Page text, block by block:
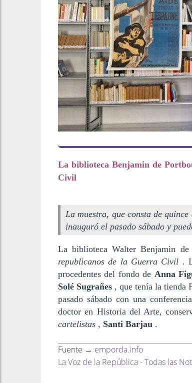
La biblioteca Benjamin de
Civil
La muestra, que consta de
inauguró el pasado sábado y
La biblioteca Walter Benjamin de
republicanos de la Guerra Civil .
procedentes del fondo de Anna
Solé Sugrañes , que tenía la tienda
pasado sábado con una
doctor en Historia del Arte,
cartelistas , Santi Barjau .
Fuente → emporda.info
La Voz de la República - Todas las